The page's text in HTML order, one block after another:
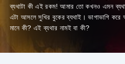
ব্যথাটা কী এই রকম! আমার তো কখনও এমন ব্যথা
এটা আসলে সুখির বুকের ব্যথাই। ভাগাভাগি
মানে কী? এই ব্যথার নামই বা কী?